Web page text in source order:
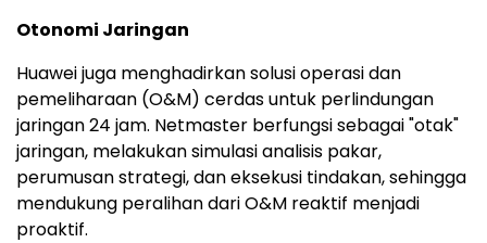
Otonomi Jaringan
Huawei juga menghadirkan solusi operasi dan
pemeliharaan (O&M) cerdas untuk perlindungan
jaringan 24 jam. Netmaster berfungsi sebagai "otak"
jaringan, melakukan simulasi analisis pakar,
perumusan strategi, dan eksekusi tindakan, sehingga
mendukung peralihan dari O&M reaktif menjadi
proaktif.